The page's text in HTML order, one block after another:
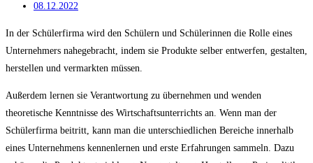
08.12.2022
In der Schülerfirma wird den Schülern und Schülerinnen die Rolle eines
Unternehmers nahegebracht, indem sie Produkte selber entwerfen, gestalten,
herstellen und vermarkten müssen.
Außerdem lernen sie Verantwortung zu übernehmen und wenden
theoretische Kenntnisse des Wirtschaftsunterrichts an. Wenn man der
Schülerfirma beitritt, kann man die unterschiedlichen Bereiche innerhalb
eines Unternehmens kennenlernen und erste Erfahrungen sammeln. Dazu